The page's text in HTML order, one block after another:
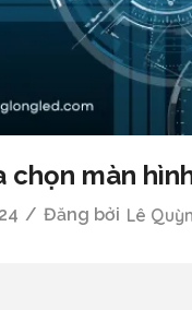
chọn màn
/ Đăng bởi Lê